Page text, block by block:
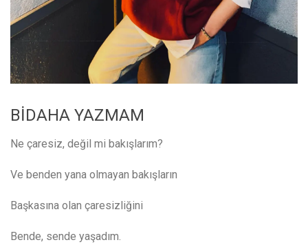
BİDAHA YAZMAM
Ne çaresiz, değil mi bakışlarım?
Ve benden yana olmayan bakışların
Başkasına olan çaresizliğini
Bende, sende yaşadım.